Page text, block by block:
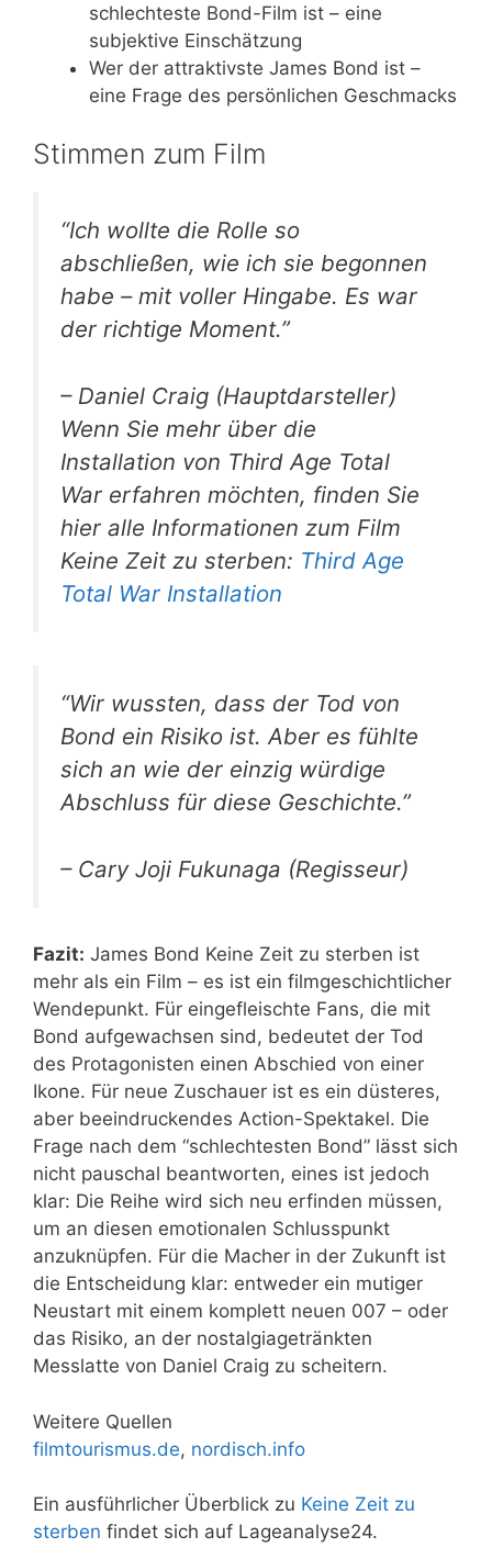
schlechteste Bond-Film ist – eine
subjektive Einschätzung
Wer der attraktivste James Bond ist –
eine Frage des persönlichen Geschmacks
Stimmen zum Film
“Ich wollte die Rolle so
abschließen, wie ich sie begonnen
habe – mit voller Hingabe. Es war
der richtige Moment.”
– Daniel Craig (Hauptdarsteller)
Wenn Sie mehr über die
Installation von Third Age Total
War erfahren möchten, finden Sie
hier alle Informationen zum Film
Keine Zeit zu sterben: Third Age
Total War Installation
“Wir wussten, dass der Tod von
Bond ein Risiko ist. Aber es fühlte
sich an wie der einzig würdige
Abschluss für diese Geschichte.”
– Cary Joji Fukunaga (Regisseur)
Fazit: James Bond Keine Zeit zu sterben ist
mehr als ein Film – es ist ein filmgeschichtlicher
Wendepunkt. Für eingefleischte Fans, die mit
Bond aufgewachsen sind, bedeutet der Tod
des Protagonisten einen Abschied von einer
Ikone. Für neue Zuschauer ist es ein düsteres,
aber beeindruckendes Action-Spektakel. Die
Frage nach dem “schlechtesten Bond” lässt sich
nicht pauschal beantworten, eines ist jedoch
klar: Die Reihe wird sich neu erfinden müssen,
um an diesen emotionalen Schlusspunkt
anzuknüpfen. Für die Macher in der Zukunft ist
die Entscheidung klar: entweder ein mutiger
Neustart mit einem komplett neuen 007 – oder
das Risiko, an der nostalgiagetränkten
Messlatte von Daniel Craig zu scheitern.
Weitere Quellen
filmtourismus.de, nordisch.info
Ein ausführlicher Überblick zu Keine Zeit zu
sterben findet sich auf Lageanalyse24.